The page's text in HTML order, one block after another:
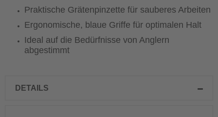
Praktische Grätenpinzette für sauberes Arbeiten
Ergonomische, blaue Griffe für optimalen Halt
Ideal auf die Bedürfnisse von Anglern
abgestimmt
DETAILS